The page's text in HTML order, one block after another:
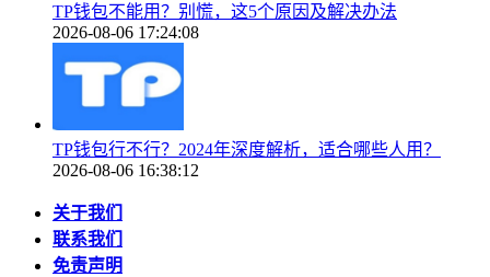
TP钱包不能用？别慌，这5个原因及解决办法
2026-08-06 17:24:08
TP钱包行不行？2024年深度解析，适合哪些人用？
2026-08-06 16:38:12
关于我们
联系我们
免责声明